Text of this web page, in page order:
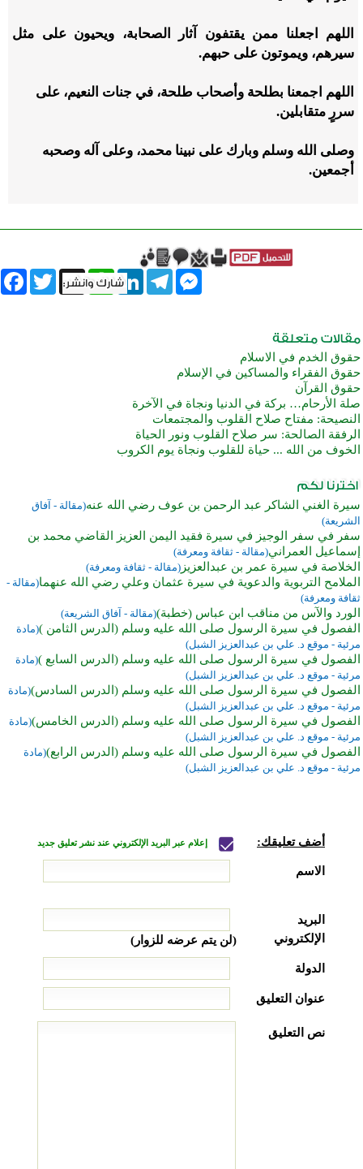
اللهم اجعلنا ممن يقتفون آثار الصحابة، ويحيون على مثل
سيرهم، ويموتون على حبهم.
اللهم اجمعنا بطلحة وأصحاب طلحة، في جنات النعيم، على
سررٍ متقابلين.
وصلى الله وسلم وبارك على نبينا محمد، وعلى آله وصحبه
أجمعين.
Twitter X
WhatsAppLinkedInTelegram
Messenger
حقوق الخدم في الاسلام
حقوق الفقراء والمساكين في الإسلام
حقوق القرآن
صلة الأرحام… بركة في الدنيا ونجاة في الآخرة
النصيحة: مفتاح صلاح القلوب والمجتمعات
الرفقة الصالحة: سر صلاح القلوب ونور الحياة
الخوف من الله ... حياة للقلوب ونجاة يوم الكروب
سيرة الغني الشاكر عبد الرحمن بن عوف رضي الله عنه(مقالة - آفاق
الشريعة)
سفر في سفر الوجيز في سيرة فقيد اليمن العزيز القاضي محمد بن
إسماعيل العمراني(مقالة - ثقافة ومعرفة)
الخلاصة في سيرة عمر بن عبدالعزيز (مقالة - ثقافة ومعرفة)
الملامح التربوية والدعوية في سيرة عثمان وعلي رضي الله عنهما(مقالة -
ثقافة ومعرفة)
الورد والآس من مناقب ابن عباس (خطبة)(مقالة - آفاق الشريعة)
الفصول في سيرة الرسول صلى الله عليه وسلم (الدرس الثامن )(مادة
مرئية - موقع د. علي بن عبدالعزيز الشبل)
الفصول في سيرة الرسول صلى الله عليه وسلم (الدرس السابع )(مادة
مرئية - موقع د. علي بن عبدالعزيز الشبل)
الفصول في سيرة الرسول صلى الله عليه وسلم (الدرس السادس)(مادة
مرئية - موقع د. علي بن عبدالعزيز الشبل)
الفصول في سيرة الرسول صلى الله عليه وسلم (الدرس الخامس)(مادة
مرئية - موقع د. علي بن عبدالعزيز الشبل)
الفصول في سيرة الرسول صلى الله عليه وسلم (الدرس الرابع)(مادة
مرئية - موقع د. علي بن عبدالعزيز الشبل)
أضف تعليقك: إعلام عبر البريد الإلكتروني عند نشر تعليق جديد
الاسم
البريد
الإلكتروني
(لن يتم عرضه للزوار)
الدولة
عنوان التعليق
نص التعليق